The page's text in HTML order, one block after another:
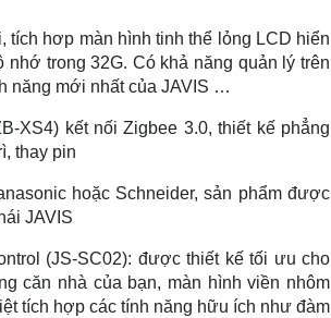
tích hơp màn hình tinh thể lỏng LCD hiển
trong 32G. Có khả năng quản lý trên
năng mới nhất của JAVIS …
XS4) kết nối Zigbee 3.0, thiết kế phẳng
thay pin
hoặc Schneider, sản phẩm được
JAVIS
(JS-SC02): được thiết kế tối ưu cho
căn nhà của bạn, màn hình viền nhôm
tích hợp các tính năng hữu ích như đàm